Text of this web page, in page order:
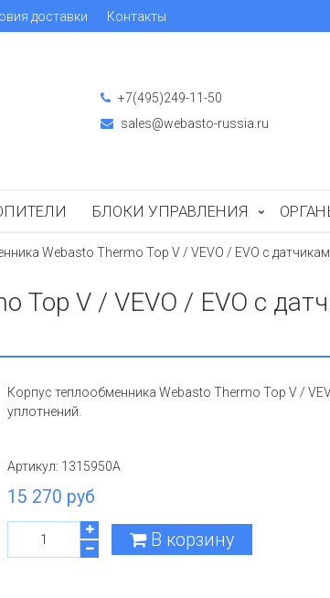
доставки Контакты
+7(495)249-11-50
sales@webasto-russia.ru
БЛОКИ УПРАВЛЕНИЯ
Webasto Thermo Top V / VEVO / EVO с
Top V / VEVO / EVO с
Корпус теплообменника Webasto Thermo Top V /
уплотнений.
Артикул: 1315950A
15 270 руб
В корзину